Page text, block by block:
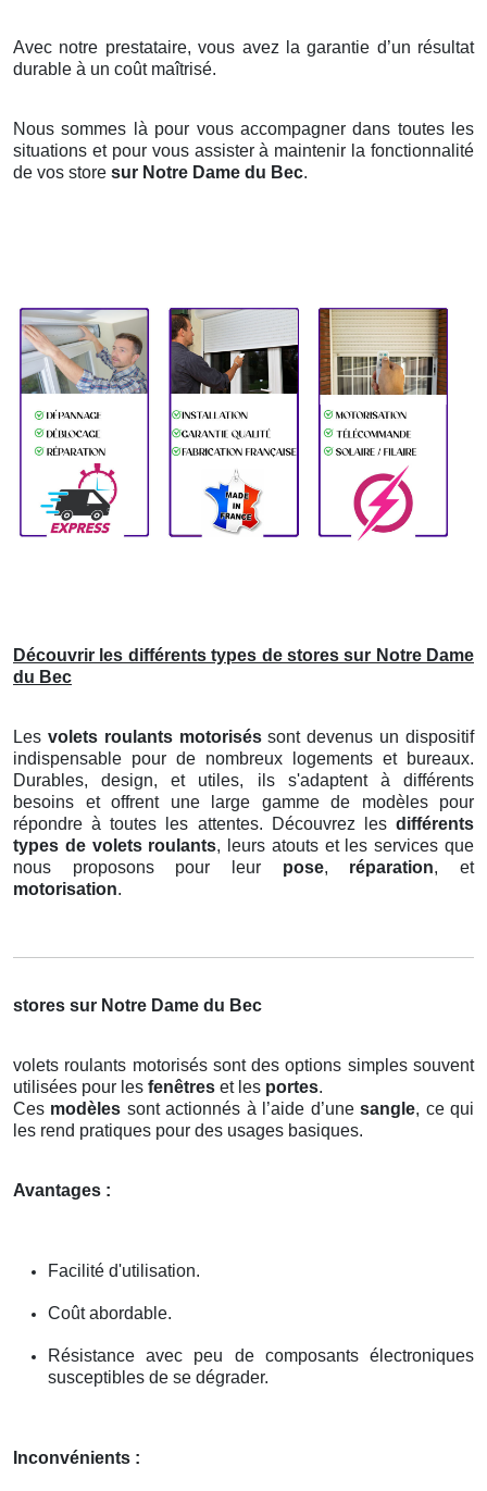
Avec notre prestataire, vous avez la garantie d’un résultat
durable à un coût maîtrisé.
Nous sommes là pour vous accompagner dans toutes les
situations et pour vous assister à maintenir la fonctionnalité
de vos store sur Notre Dame du Bec.
Découvrir les différents types de stores sur Notre Dame
du Bec
Les volets roulants motoriséssont devenus un dispositif
indispensable pour de nombreux logements et bureaux.
Durables, design, et utiles, ils s'adaptent à différents
besoins et offrent une large gamme de modèles pour
répondre à toutes les attentes. Découvrez les différents
types de volets roulants, leurs atouts et les services que
nous proposons pour leur pose, réparation, et
motorisation.
stores sur Notre Dame du Bec
volets roulants motorisés sont des options simples souvent
utilisées pour les fenêtres et les portes.
Ces modèles sont actionnés à l’aide d’unesangle, ce qui
les rend pratiques pour des usages basiques.
Avantages :
Facilité d'utilisation.
Coût abordable.
Résistance avec peu de composants électroniques
susceptibles de se dégrader.
Inconvénients :